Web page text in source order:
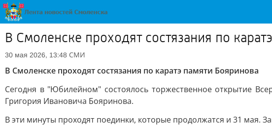
В Смоленске проходят состязания по
30 мая 2026, 13:48 СМИ
В Смоленске проходят состязания по каратэ памяти Бояринова
Сегодня в "Юбилейном" состоялось торжественное открытие
Григория Ивановича Бояринова.
В эти минуты проходят поединки, которые продолжатся и 31 мая.